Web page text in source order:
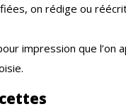
on rédige ou
impression que l’on